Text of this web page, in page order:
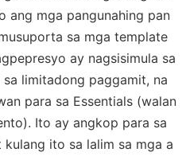
ang mga pangunahing pan
sa mga template
ay nagsisimula sa
limitadong paggamit, na
para sa Essentials (walan
Ito ay angkop para sa
ito sa lalim sa mga a